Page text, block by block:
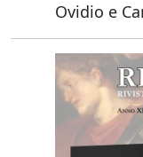
Ovidio e